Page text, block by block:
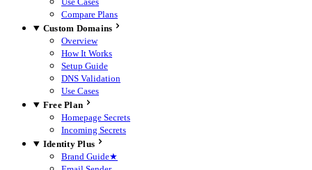
Compare Plans
Custom Domains
Overview
How It Works
Setup Guide
DNS Validation
Use Cases
Free Plan
Homepage Secrets
Incoming Secrets
Identity Plus
Brand Guide★